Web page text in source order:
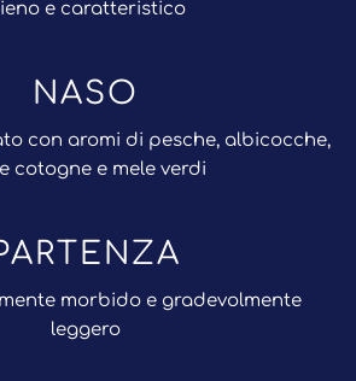
e caratteristico
NASO
con aromi di pesche, albicocche,
cotogne e mele verdi
morbido e gradevolmente
leggero